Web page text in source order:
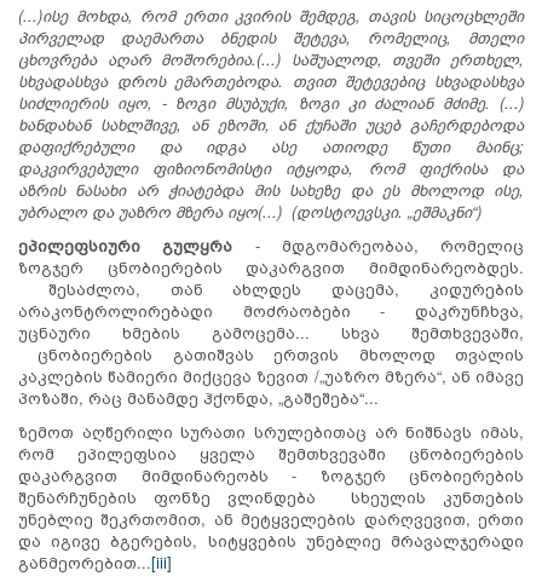
(...)ისე მოხდა, რომ ერთი კვირის შემდეგ, თავის სიცოცხლეში
პირველად დაემართა ბნედის შეტევა, რომელიც, მთელი
ცხოვრება აღარ მოშორებია.(...) საშუალოდ, თვეში ერთხელ,
სხვადასხვა დროს ემართებოდა. თვით შეტევებიც სხვადასხვა
სიძლიერის იყო, - ზოგი მსუბუქი, ზოგი კი ძალიან მძიმე. (...)
ხანდახან სახლშივე, ან ეზოში, ან ქუჩაში უცებ გაჩერდებოდა
დაფიქრებული და იდგა ასე ათიოდე წუთი მაინც;
დაკვირვებული ფიზიონომისტი იტყოდა, რომ ფიქრისა და
აზრის ნასახი არ ჭიატებდა მის სახეზე და ეს მხოლოდ ისე,
უბრალო და უაზრო მზერა იყო(...) (დოსტოევსკი. „ეშმაკნი“)
ეპილეფსიური გულყრა - მდგომარეობაა, რომელიც
ზოგჯერ ცნობიერების დაკარგვით მიმდინარეობდეს.
შესაძლოა, თან ახლდეს დაცემა, კიდურების
არაკონტროლირებადი მოძრაობები - დაკრუნჩხვა,
უცნაური ხმების გამოცემა... სხვა შემთხვევაში,
ცნობიერების გათიშვას ერთვის მხოლოდ თვალის
კაკლების წამიერი მიქცევა ზევით /„უაზრო მზერა“, ან იმავე
პოზაში, რაც მანამდე ჰქონდა, „გაშეშება“...
ზემოთ აღწერილი სურათი სრულებითაც არ ნიშნავს იმას,
რომ ეპილეფსია ყველა შემთხვევაში ცნობიერების
დაკარგვით მიმდინარეობს - ზოგჯერ ცნობიერების
შენარჩუნების ფონზე ვლინდება სხეულის კუნთების
უნებლიე შეკრთომით, ან მეტყველების დარღვევით, ერთი
და იგივე ბგერების, სიტყვების უნებლიე მრავალჯერადი
განმეორებით...[iii]